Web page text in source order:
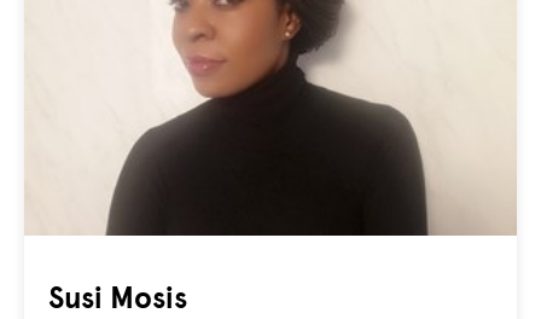
Susi Mosis